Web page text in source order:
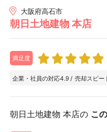
大阪府高石市
朝日土地建物 本店
満足度
企業・社員の対応4.9 / 売却スピー
朝日土地建物 本店の こ